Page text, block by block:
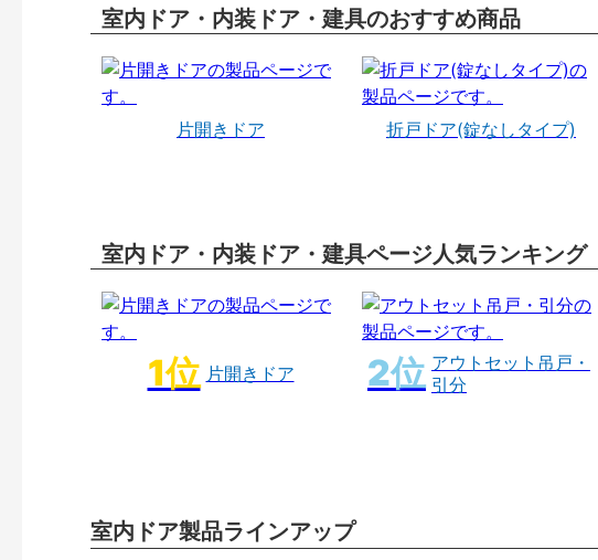
室内ドア・内装ドア・建具のおすすめ商品
片開きドア 折戸ドア(錠なしタイプ)
室内ドア・内装ドア・建具ページ人気ランキング
片開きドア
アウトセット吊戸・
引分
室内ドア製品ラインアップ